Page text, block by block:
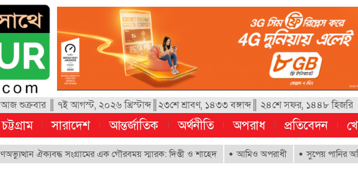
আজ শুক্রবার ║ ৭ই আগস্ট, ২০২৬ খ্রিস্টাব্দ║২৩শে শ্রাবণ, ১৪৩৩ বঙ্গাব্দ║ ২৪শে সফর, ১৪৪৮ হিজরি
চট্টগ্রাম সারাদেশ আন্তর্জাতিক অর্থনীতি অপরাধ প্রতিবেদন
সংগ্রামের এক গৌরবময় স্মারক: দিপ্তী ও শাহেদ আমিও অপরাধী সুপেয় পানির অধিকার